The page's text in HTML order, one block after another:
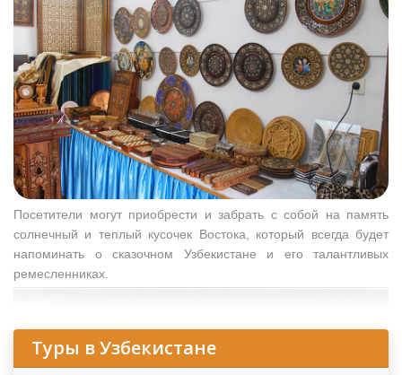
Посетители могут приобрести и забрать с собой на память
солнечный и теплый кусочек Востока, который всегда будет
напоминать о сказочном Узбекистане и его талантливых
ремесленниках.
Туры в Узбекистане